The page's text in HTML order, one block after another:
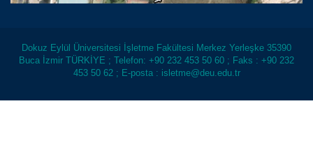
Dokuz Eylül Üniversitesi İşletme Fakültesi Merkez Yerleşke 35390
Buca İzmir TÜRKİYE ; Telefon: +90 232 453 50 60 ; Faks : +90 232
453 50 62 ; E-posta : isletme@deu.edu.tr